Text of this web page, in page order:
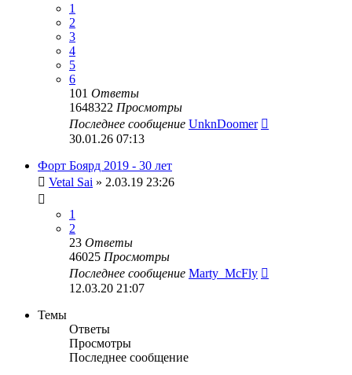
1
2
3
4
5
6
101 Ответы
1648322 Просмотры
Последнее сообщение UnknDoomer
30.01.26 07:13
Форт Боярд 2019 - 30 лет
Vetal Sai » 2.03.19 23:26
1
2
23 Ответы
46025 Просмотры
Последнее сообщение Marty_McFly
12.03.20 21:07
Темы
Ответы
Просмотры
Последнее сообщение